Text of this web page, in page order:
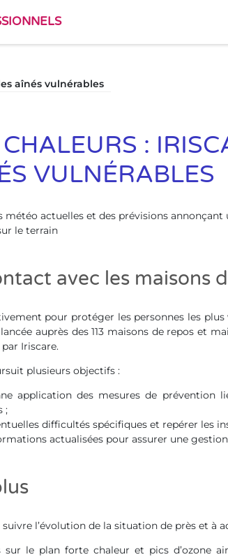
aînés vulnérables
:
VULNÉRABLES
météo actuelles et des prévisions
le terrain
avec les maisons
pour protéger les personnes les plus
auprès des 113 maisons de repos et
Iriscare.
plusieurs objectifs :
application des mesures de prévention
;
difficultés spécifiques et repérer les
actualisées pour assurer une
l’évolution de la situation de près et à
sur le plan forte chaleur et pics d’ozone